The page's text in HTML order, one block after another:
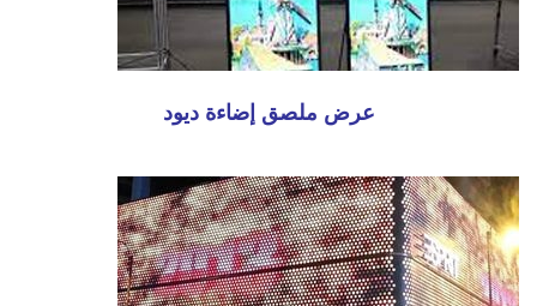
عرض ملصق إضاءة ديود